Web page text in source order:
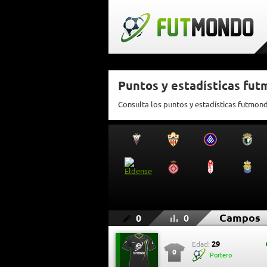
Puntos y estadísticas
Consulta los puntos y estadísticas
0 0 Campos
0
Edad: 29
Portero